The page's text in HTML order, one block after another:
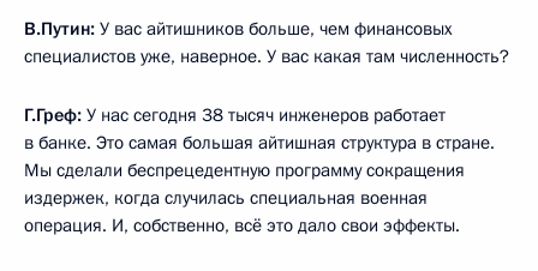
В.Путин: У вас айтишников больше, чем финансовых
специалистов уже, наверное. У вас какая там численность?
Г.Греф: У нас сегодня 38 тысяч инженеров работает
в банке. Это самая большая айтишная структура в стране.
Мы сделали беспрецедентную программу сокращения
издержек, когда случилась специальная военная
операция. И, собственно, всё это дало свои эффекты.